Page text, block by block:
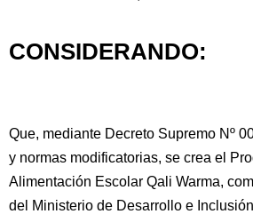
CONSIDERANDO:
Que, mediante Decreto Supremo Nº
y normas modificatorias, se crea el
Alimentación Escolar Qali Warma,
del Ministerio de Desarrollo e